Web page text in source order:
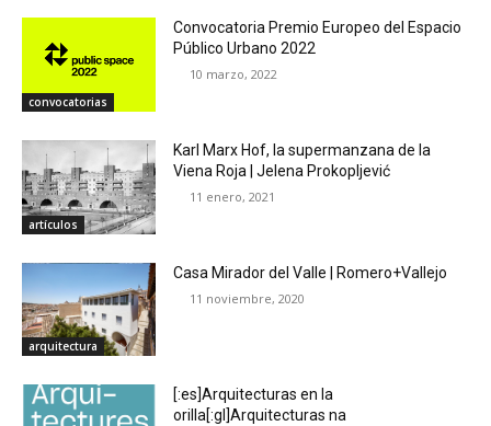
convocatorias
Convocatoria Premio Europeo del Espacio
Público Urbano 2022
10 marzo, 2022
artículos
Karl Marx Hof, la supermanzana de la
Viena Roja | Jelena Prokopljević
11 enero, 2021
arquitectura
Casa Mirador del Valle | Romero+Vallejo
11 noviembre, 2020
[:es]Arquitecturas en la
orilla[:gl]Arquitecturas na